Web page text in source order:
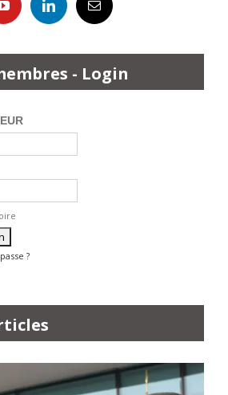
- Login
?